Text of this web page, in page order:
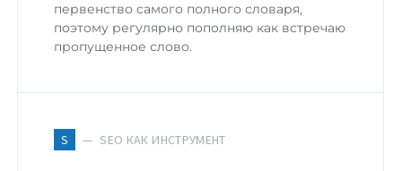
первенство самого полного словаря,
поэтому регулярно пополняю как встречаю
пропущенное слово.
S SEO КАК ИНСТРУМЕНТ